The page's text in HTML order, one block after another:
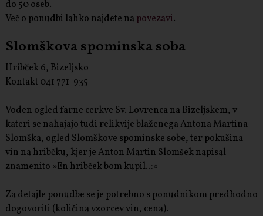
do 50 oseb.
Več o ponudbi lahko najdete napovezavi.
Slomškova spominska soba
Hribček 6, Bizeljsko
Kontakt 041 771-935
Voden ogled farne cerkve Sv. Lovrenca na Bizeljskem, v
kateri se nahajajo tudi relikvije blaženega Antona Martina
Slomška, ogled Slomškove spominske sobe, ter pokušina
vin na hribčku, kjer je Anton Martin Slomšek napisal
znamenito »En hribček bom kupil..:«
Za detajle ponudbe se je potrebno s ponudnikom predhodno
dogovoriti (količina vzorcev vin, cena).